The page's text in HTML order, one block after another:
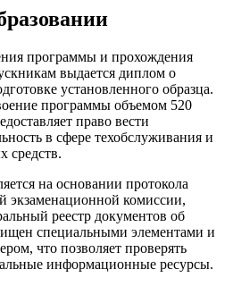
программы и прохождения
выдается диплом о
установленного образца.
программы объемом 520
право вести
в сфере техобслуживания и
средств.
на основании протокола
экзаменационной комиссии,
реестр документов об
специальными элементами и
что позволяет проверять
информационные ресурсы.